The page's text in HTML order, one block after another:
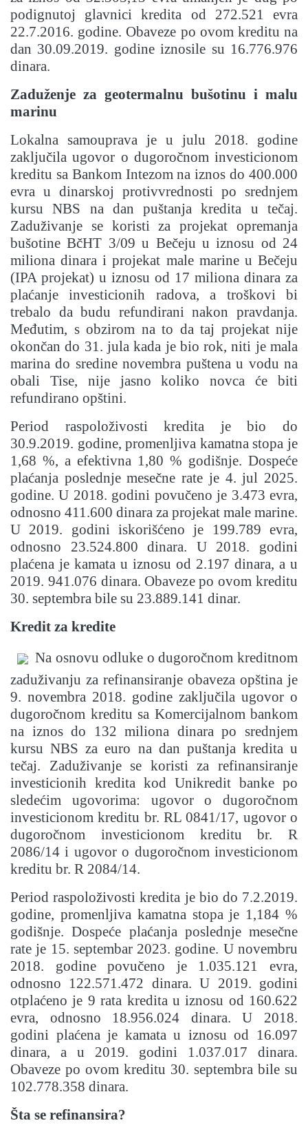
podignutoj glavnici kredita od 272.521 evra
22.7.2016. godine. Obaveze po ovom kreditu na
dan 30.09.2019. godine iznosile su 16.776.976
dinara.
Zaduženje za geotermalnu bušotinu i malu
marinu
Lokalna samouprava je u julu 2018. godine
zaključila ugovor o dugoročnom investicionom
kreditu sa Bankom Intezom na iznos do 400.000
evra u dinarskoj protivvrednosti po srednjem
kursu NBS na dan puštanja kredita u tečaj.
Zaduživanje se koristi za projekat opremanja
bušotine BčHT 3/09 u Bečeju u iznosu od 24
miliona dinara i projekat male marine u Bečeju
(IPA projekat) u iznosu od 17 miliona dinara za
plaćanje investicionih radova, a troškovi bi
trebalo da budu refundirani nakon pravdanja.
Međutim, s obzirom na to da taj projekat nije
okončan do 31. jula kada je bio rok, niti je mala
marina do sredine novembra puštena u vodu na
obali Tise, nije jasno koliko novca će biti
refundirano opštini.
Period raspoloživosti kredita je bio do
30.9.2019. godine, promenljiva kamatna stopa je
1,68 %, a efektivna 1,80 % godišnje. Dospeće
plaćanja poslednje mesečne rate je 4. jul 2025.
godine. U 2018. godini povučeno je 3.473 evra,
odnosno 411.600 dinara za projekat male marine.
U 2019. godini iskorišćeno je 199.789 evra,
odnosno 23.524.800 dinara. U 2018. godini
plaćena je kamata u iznosu od 2.197 dinara, a u
2019. 941.076 dinara. Obaveze po ovom kreditu
30. septembra bile su 23.889.141 dinar.
Kredit za kredite
Na osnovu odluke o dugoročnom kreditnom
zaduživanju za refinansiranje obaveza opština je
9. novembra 2018. godine zaključila ugovor o
dugoročnom kreditu sa Komercijalnom bankom
na iznos do 132 miliona dinara po srednjem
kursu NBS za euro na dan puštanja kredita u
tečaj. Zaduživanje se koristi za refinansiranje
investicionih kredita kod Unikredit banke po
sledećim ugovorima: ugovor o dugoročnom
investicionom kreditu br. RL 0841/17, ugovor o
dugoročnom investicionom kreditu br. R
2086/14 i ugovor o dugoročnom investicionom
kreditu br. R 2084/14.
Period raspoloživosti kredita je bio do 7.2.2019.
godine, promenljiva kamatna stopa je 1,184 %
godišnje. Dospeće plaćanja poslednje mesečne
rate je 15. septembar 2023. godine. U novembru
2018. godine povučeno je 1.035.121 evra,
odnosno 122.571.472 dinara. U 2019. godini
otplaćeno je 9 rata kredita u iznosu od 160.622
evra, odnosno 18.956.024 dinara. U 2018.
godini plaćena je kamata u iznosu od 16.097
dinara, a u 2019. godini 1.037.017 dinara.
Obaveze po ovom kreditu 30. septembra bile su
102.778.358 dinara.
Šta se refinansira?